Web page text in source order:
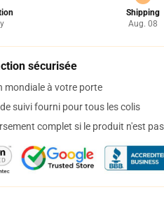
Shipping
Aug. 08
sécurisée
mondiale à votre porte
suivi fourni pour tous les colis
complet si le produit n'est